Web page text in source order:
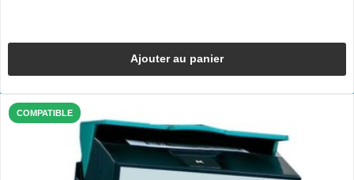
Ajouter au panier
COMPATIBLE